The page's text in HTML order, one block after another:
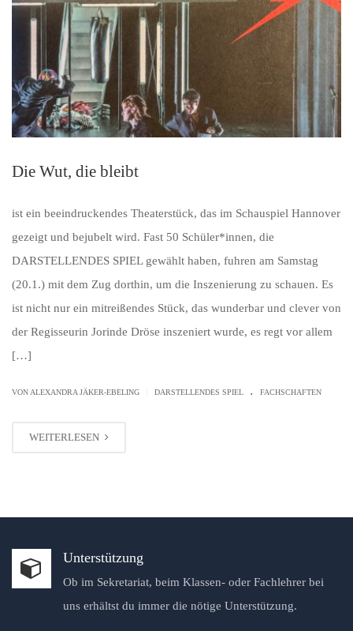
Die Wut, die bleibt
ist ein beeindruckendes Theaterstück, das im Schauspiel Hannover
gezeigt und bejubelt wird. Fast 50 Schüler*innen, die
DARSTELLENDES SPIEL gewählt haben, fuhren am Samstag
(20.1.) mit dem Zug dorthin, um die Inszenierung zu schauen. Es
ist nicht nur ein mitreißendes Stück, das wunderbar und clever von
der Regisseurin Jorinde Dröse inszeniert wurde, es regt vor allem
[…]
VON ALEXANDRA JÄKER-EBELING DARSTELLENDES SPIEL . FACHSCHAFTEN
WEITERLESEN
Unterstützung
Ob im Sekretariat, beim Klassen- oder Fachlehrer bei
uns erhältst du immer die nötige Unterstützung.